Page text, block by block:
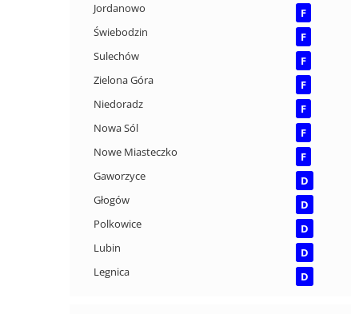
Jordanowo
F
Świebodzin
F
Sulechów
F
Zielona Góra
F
Niedoradz
F
Nowa Sól
F
Nowe Miasteczko
F
Gaworzyce
D
Głogów
D
Polkowice
D
Lubin
D
Legnica
D